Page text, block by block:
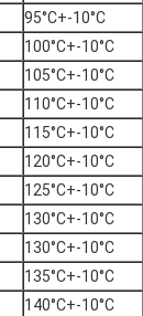
95°C+-10°C
100°C+-10°C
105°C+-10°C
110°C+-10°C
115°C+-10°C
120°C+-10°C
125°C+-10°C
130°C+-10°C
130°C+-10°C
135°C+-10°C
140°C+-10°C